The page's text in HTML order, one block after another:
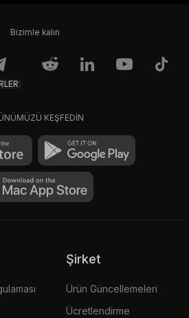
Bizimle kalın
KEŞFEDİN
Şirket
Ürün Güncellemeleri
Ücretlendirme